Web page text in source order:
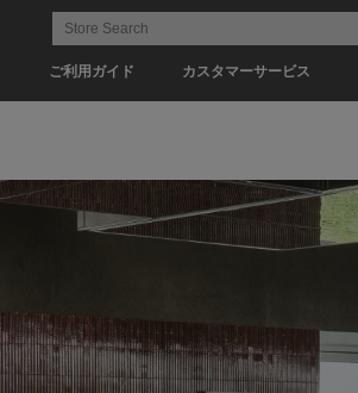
ご利用ガイド カスタマーサービス